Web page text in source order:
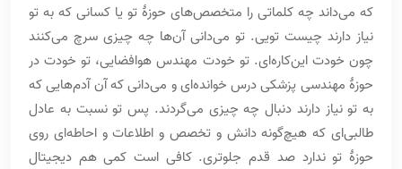
که می‌داند چه کلماتی را متخصص‌های حوزۀ تو یا کسانی که به تو
نیاز دارند چیست تویی. تو می‌دانی آن‌ها چه چیزی سرچ می‌کنند
چون خودت این‌کاره‌ای. تو خودت مهندس هوافضایی، تو خودت در
حوزۀ مهندسی پزشکی درس خوانده‌ای و می‌دانی که آن آدم‌هایی که
به تو نیاز دارند دنبال چه چیزی می‌گردند. پس تو نسبت به عادل
طالبی‌ای که هیچ‌گونه دانش و تخصص و اطلاعات و احاطه‌ای روی
حوزۀ تو ندارد صد قدم جلوتری. کافی است کمی هم دیجیتال